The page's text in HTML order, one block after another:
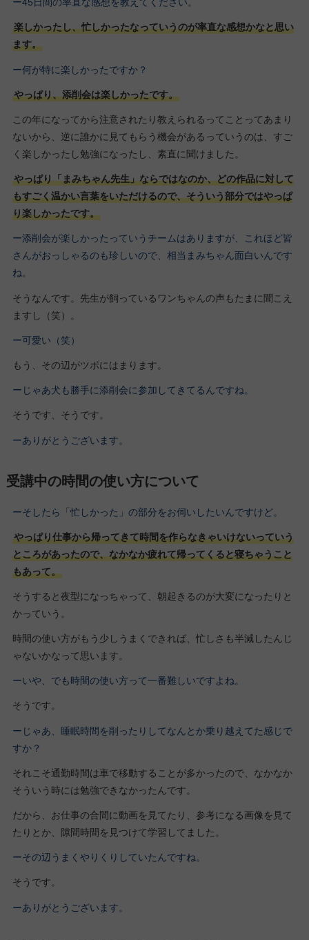
ー45日間の率直な感想を教えてください。
楽しかったし、忙しかったなっていうのが率直な感想かなと思い
ます。
ー何が特に楽しかったですか？
やっぱり、添削会は楽しかったです。
この年になってから注意されたり教えられるってことってあまり
ないから、逆に誰かに見てもらう機会があるっていうのは、すご
く楽しかったし勉強になったし、素直に聞けました。
やっぱり「まみちゃん先生」ならではなのか、どの作品に対して
もすごく温かい言葉をいただけるので、そういう部分ではやっぱ
り楽しかったです。
ー添削会が楽しかったっていうチームはありますが、これほど皆
さんがおっしゃるのも珍しいので、相当まみちゃん面白いんです
ね。
そうなんです。先生が飼っているワンちゃんの声もたまに聞こえ
ますし（笑）。
ー可愛い（笑）
もう、その辺がツボにはまります。
ーじゃあ犬も勝手に添削会に参加してきてるんですね。
そうです、そうです。
ーありがとうございます。
受講中の時間の使い方について
ーそしたら「忙しかった」の部分をお伺いしたいんですけど。
やっぱり仕事から帰ってきて時間を作らなきゃいけないっていう
ところがあったので、なかなか疲れて帰ってくると寝ちゃうこと
もあって。
そうすると夜型になっちゃって、朝起きるのが大変になったりと
かっていう。
時間の使い方がもう少しうまくできれば、忙しさも半減したんじ
ゃないかなって思います。
ーいや、でも時間の使い方って一番難しいですよね。
そうです。
ーじゃあ、睡眠時間を削ったりしてなんとか乗り越えてた感じで
すか？
それこそ通勤時間は車で移動することが多かったので、なかなか
そういう時には勉強できなかったんです。
だから、お仕事の合間に動画を見てたり、参考になる画像を見て
たりとか、隙間時間を見つけて学習してました。
ーその辺うまくやりくりしていたんですね。
そうです。
ーありがとうございます。